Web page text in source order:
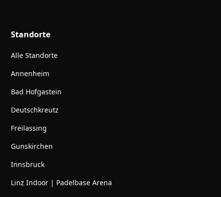
Standorte
Alle Standorte
Annenheim
Bad Hofgastein
Deutschkreutz
Freilassing
Gunskirchen
Innsbruck
Linz Indoor | Padelbase Arena